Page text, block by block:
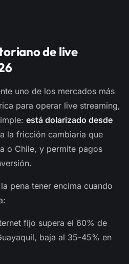
de live
uno de los mercados más
para operar live streaming,
está dolarizado desde
la fricción cambiaria que
o Chile, y permite pagos
pena tener encima cuando
fijo supera el 60% de
baja al 35-45% en